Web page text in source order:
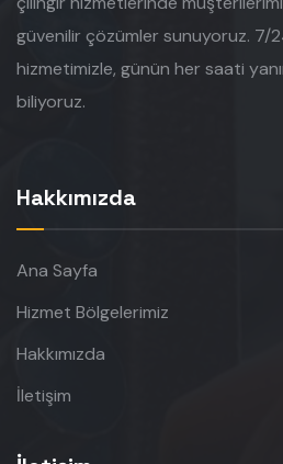
güvenilir çözümler sunuyoruz. 7/
hizmetimizle, günün her saati
biliyoruz.
Hakkımızda
Ana Sayfa
Hizmet Bölgelerimiz
Hakkımızda
İletişim